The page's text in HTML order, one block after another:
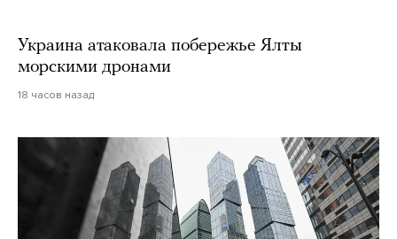
Украина атаковала побережье Ялты
морскими дронами
18 часов назад